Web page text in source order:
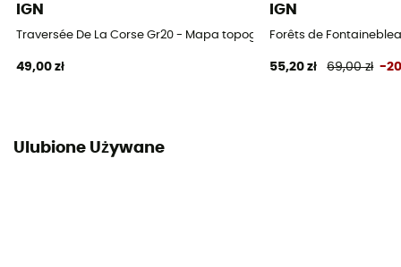
IGN
Traversée De La Corse Gr20 - Mapa topograficzna
49,00 zł
IGN
Forêts de
55,20 zł 69,00 zł -
Ulubione Używane